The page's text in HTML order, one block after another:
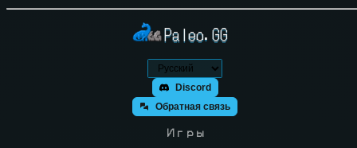
Paleo.GG
Discord
Обратная связь
Игры